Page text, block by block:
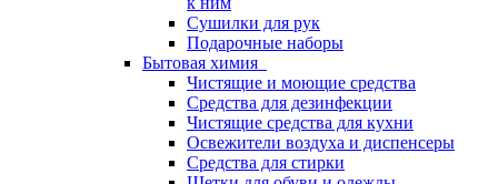
Сушилки для рук
Подарочные наборы
Бытовая химия
Чистящие и моющие средства
Средства для дезинфекции
Чистящие средства для кухни
Освежители воздуха и диспенсеры
Средства для стирки